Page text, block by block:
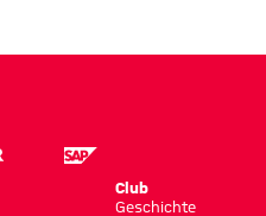
Club
Geschichte